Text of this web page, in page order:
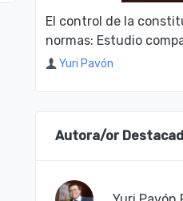
El control de la
normas: Estudio
Yuri Pavón
Autora/or